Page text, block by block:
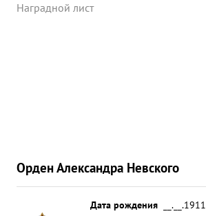
Наградной лист
Орден Александра Невского
Дата рождения
__.__.1911